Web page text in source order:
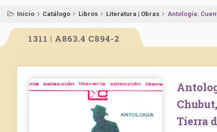
Inicio Catálogo Libros Literatura | Obras Antología:
1311 | A863.4 C894-2
Antología: Cuentos regionales argentinos.
Tierra